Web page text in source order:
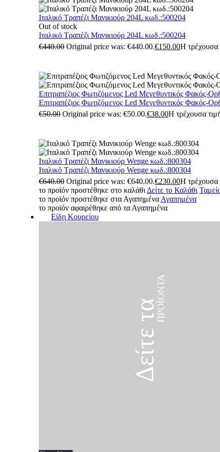
Ιταλικό Τραπέζι Μανικιούρ 204L κωδ.:500204
Out of stock
Ιταλικό Τραπέζι Μανικιούρ 204L κωδ.:500204
€440.00 Original price was: €440.00.€150.00Η τρέχουσα
Επιτραπέζιος Φωτιζόμενος Led Μεγεθυντικός Φακός-
Επιτραπέζιος Φωτιζόμενος Led Μεγεθυντικός Φακός-
€50.00 Original price was: €50.00.€38.00Η τρέχουσα
Ιταλικό Τραπέζι Μανικιούρ Wenge κωδ.:800304
Ιταλικό Τραπέζι Μανικιούρ Wenge κωδ.:800304
€640.00 Original price was: €640.00.€230.00Η τρέχουσα
το προϊόν προστέθηκε στο καλάθι Δείτε το Καλάθι
το προϊόν προστέθηκε στα Αγαπημένα Αγαπημένα
το προϊόν αφαιρέθηκε από τα Αγαπημένα
Είδη Κουρείου
Δείτε ταΠΡΟΪΌΝΤΑ